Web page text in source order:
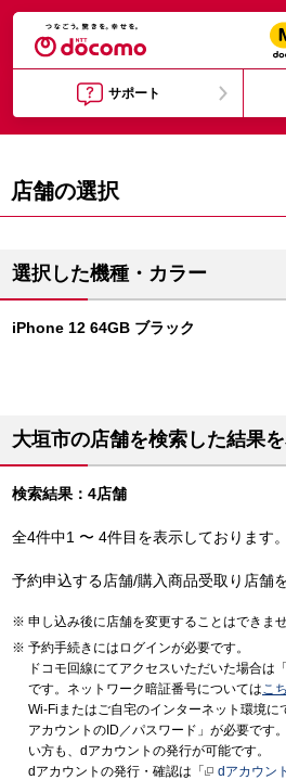
サポート
店舗の選択
選択した機種・カラー
iPhone 12 64GB ブラック
大垣市の店舗を検索した結果
検索結果：4店舗
全4件中1 〜 4件目を表示しております
予約申込する店舗/購入商品受取り店舗
申し込み後に店舗を変更することはできませ
予約手続きにはログインが必要です。
ドコモ回線にてアクセスいただいた場合は
です。ネットワーク暗証番号についてはこ
Wi-Fiまたはご自宅のインターネット環境に
アカウントのID／パスワード」が必要です
い方も、dアカウントの発行が可能です。
dアカウントの発行・確認は「
dアカウン